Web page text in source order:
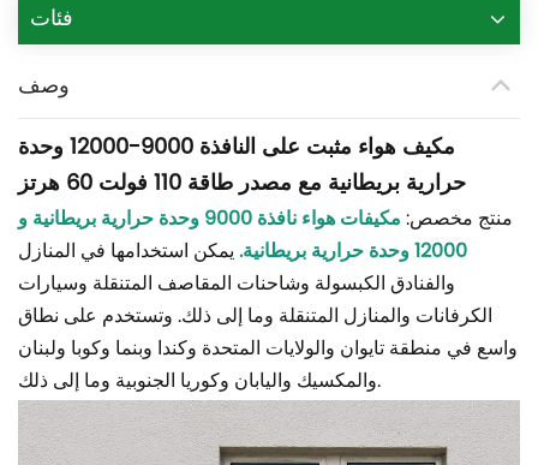
فئات
وصف
مكيف هواء مثبت على النافذة 9000-12000 وحدة
حرارية بريطانية مع مصدر طاقة 110 فولت 60 هرتز
منتج مخصص:
مكيفات هواء نافذة 9000 وحدة حرارية بريطانية و
12000 وحدة حرارية بريطانية.
يمكن استخدامها في المنازل
والفنادق الكبسولة وشاحنات المقاصف المتنقلة وسيارات
الكرفانات والمنازل المتنقلة وما إلى ذلك. وتستخدم على نطاق
واسع في منطقة تايوان والولايات المتحدة وكندا وبنما وكوبا ولبنان
والمكسيك واليابان وكوريا الجنوبية وما إلى ذلك.